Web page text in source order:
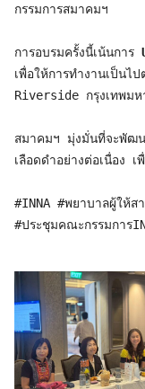
กรรมการสมาคมฯ
การอบรมครั้งนี้เน้นการ
เพื่อให้การทำงานเป็
Riverside กรุงเทพมห
สมาคมฯ มุ่งมั่นที่จะพัฒ
เลือดดำอย่างต่อเนื่อง
#INNA #พยาบาลผู้ให้
#ประชุมคณะกรรมการ